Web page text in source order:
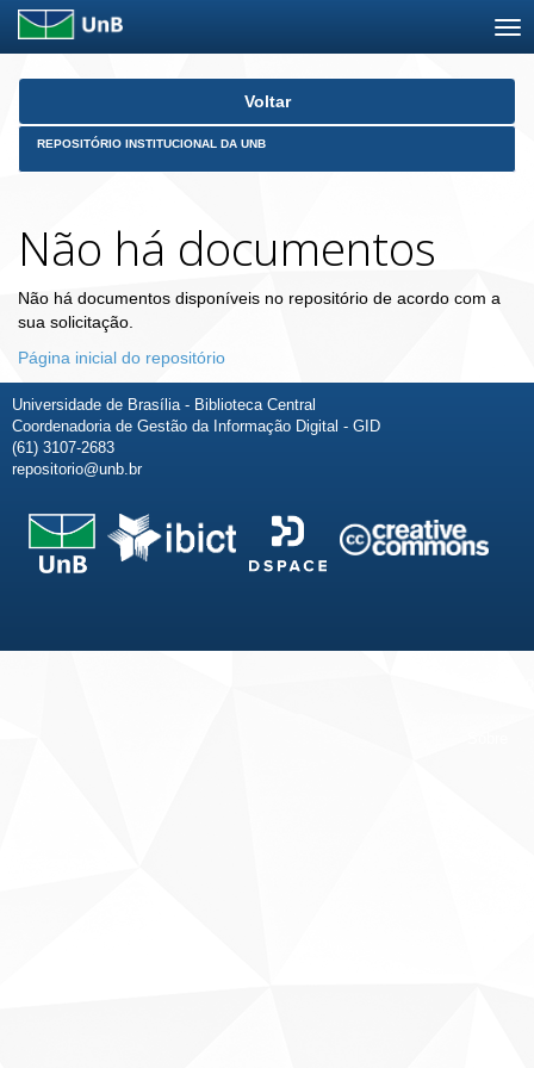
Skip
Voltar
REPOSITÓRIO INSTITUCIONAL DA UNB
Não há documentos
Não há documentos disponíveis no repositório de acordo com a
sua solicitação.
Página inicial do repositório
Universidade de Brasília - Biblioteca Central
Coordenadoria de Gestão da Informação Digital - GID
(61) 3107-2683
repositorio@unb.br